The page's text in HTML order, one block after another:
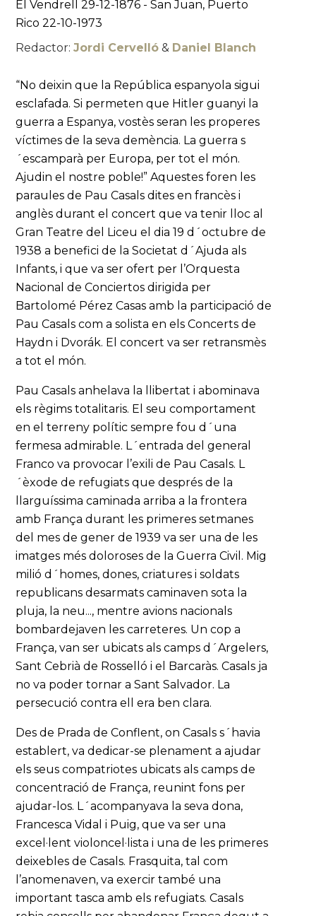
El Vendrell 29-12-1876 - San Juan, Puerto
Rico 22-10-1973
Redactor:Jordi Cervelló & Daniel Blanch
“No deixin que la República espanyola sigui
esclafada. Si permeten que Hitler guanyi la
guerra a Espanya, vostès seran les properes
víctimes de la seva demència. La guerra s
´escamparà per Europa, per tot el món.
Ajudin el nostre poble!” Aquestes foren les
paraules de Pau Casals dites en francès i
anglès durant el concert que va tenir lloc al
Gran Teatre del Liceu el dia 19 d´octubre de
1938 a benefici de la Societat d´Ajuda als
Infants, i que va ser ofert per l’Orquesta
Nacional de Conciertos dirigida per
Bartolomé Pérez Casas amb la participació de
Pau Casals com a solista en els Concerts de
Haydn i Dvorák. El concert va ser retransmès
a tot el món.
Pau Casals anhelava la llibertat i abominava
els règims totalitaris. El seu comportament
en el terreny polític sempre fou d´una
fermesa admirable. L´entrada del general
Franco va provocar l’exili de Pau Casals. L
´èxode de refugiats que després de la
llarguíssima caminada arriba a la frontera
amb França durant les primeres setmanes
del mes de gener de 1939 va ser una de les
imatges més doloroses de la Guerra Civil. Mig
milió d´homes, dones, criatures i soldats
republicans desarmats caminaven sota la
pluja, la neu..., mentre avions nacionals
bombardejaven les carreteres. Un cop a
França, van ser ubicats als camps d´Argelers,
Sant Cebrià de Rosselló i el Barcaràs. Casals ja
no va poder tornar a Sant Salvador. La
persecució contra ell era ben clara.
Des de Prada de Conflent, on Casals s´havia
establert, va dedicar-se plenament a ajudar
els seus compatriotes ubicats als camps de
concentració de França, reunint fons per
ajudar-los. L´acompanyava la seva dona,
Francesca Vidal i Puig, que va ser una
excel·lent violoncel·lista i una de les primeres
deixebles de Casals. Frasquita, tal com
l’anomenaven, va exercir també una
important tasca amb els refugiats. Casals